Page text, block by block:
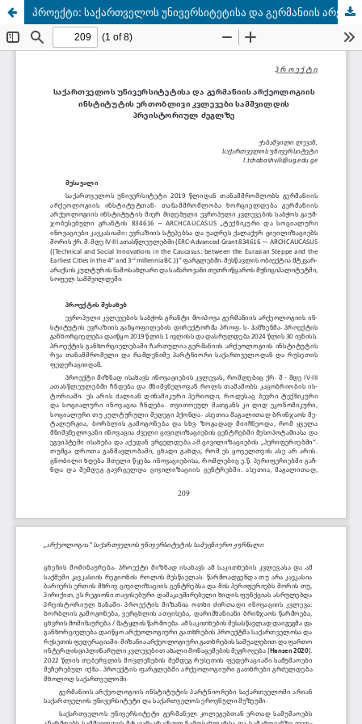
პროექტი: საქართველოს უნივერსიტეტისა და გერმანიის არქეოლოგიის ინსტიტუტის ერთობლივი კვლევები სამშვილდის პრეისტორიულ ძეგლზე